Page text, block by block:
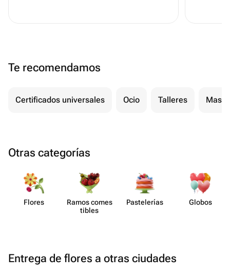
Te recomendamos
Certificados universales Ocio Talleres
Otras categorías
Flores
Ramos comes​
tibles
Paste​lerías Globos
Entrega de flores a otras ciudades